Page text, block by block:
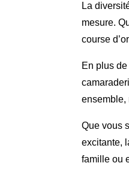
La
mesure.
course
En plus
ensemble,
Que vous
excitante,
famille ou